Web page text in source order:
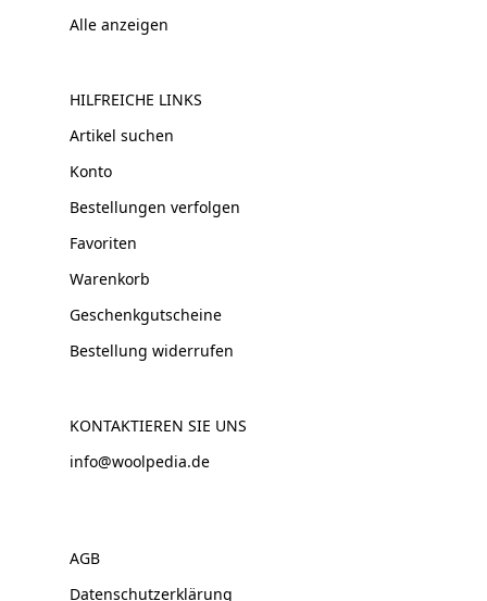
Alle anzeigen
HILFREICHE LINKS
Artikel suchen
Konto
Bestellungen verfolgen
Favoriten
Warenkorb
Geschenkgutscheine
Bestellung widerrufen
KONTAKTIEREN SIE UNS
info@woolpedia.de
AGB
Datenschutzerklärung